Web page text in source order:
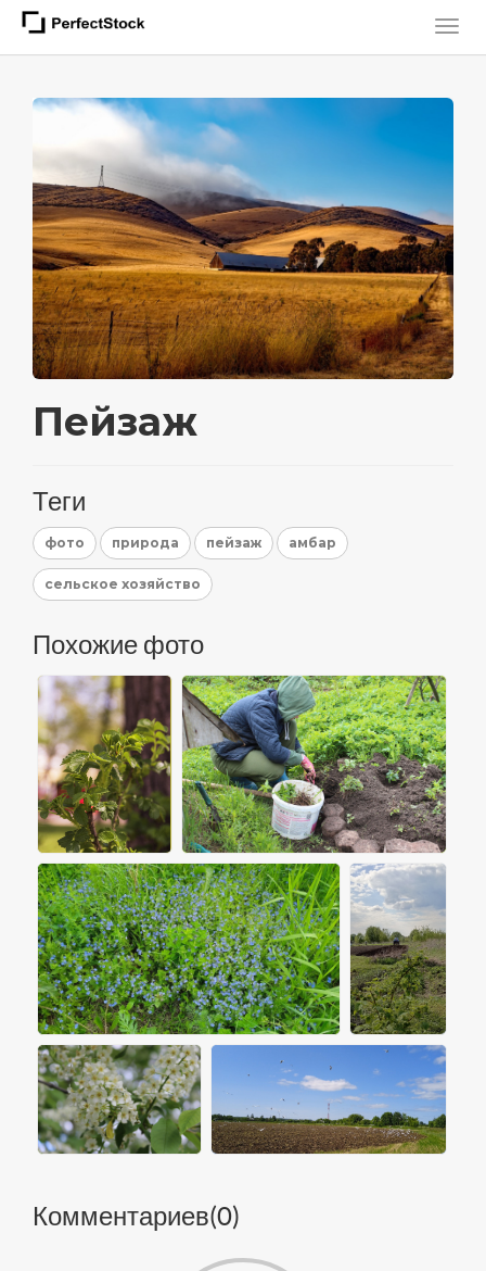
Пейзаж
Теги
фото природа пейзаж амбар
сельское хозяйство
Похожие фото
Комментариев(0)